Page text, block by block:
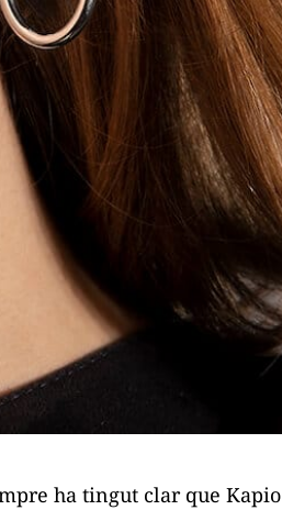
ha tingut clar que Kapio